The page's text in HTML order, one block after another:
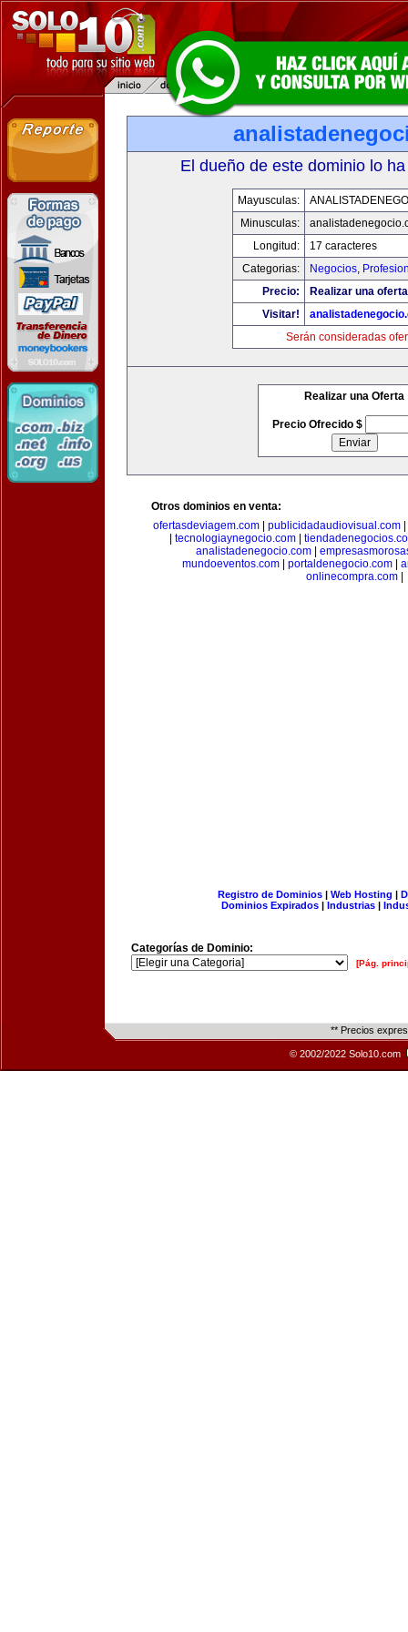
El dueño de este dominio lo
Mayusculas:
Minusculas:
Longitud:
17 caracteres
Categorias:
Negocios,
Precio:
Realizar una
Visitar!
Serán consideradas
Realizar una Oferta
Precio Ofrecido $
Otros dominios en venta:
ofertasdeviagem.com| publicidadaudiovisual.com|
tecnologiaynegocio.com
analistadenegocio.com
mundoeventos.com| portaldenegocio.com|
onlinecompra.com|
Registro de Dominios| Web Hosting |
Dominios Expirados | Industrias |
Categorías de Dominio:
[Pág.
** Precios
© 2002/2022 Solo10.com